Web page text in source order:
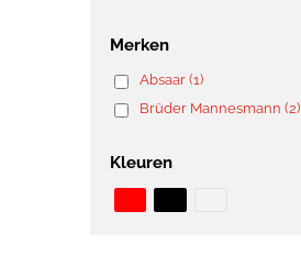
Merken
Absaar (1)
Brüder Mannesmann (2)
Kleuren